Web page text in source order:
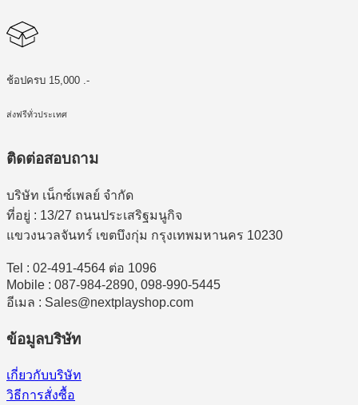
ช้อปครบ 15,000 .-
ส่งฟรีทั่วประเทศ
ติดต่อสอบถาม
บริษัท เน็กซ์เพลย์ จำกัด
ที่อยู่ : 13/27 ถนนประเสริฐมนูกิจ
แขวงนวลจันทร์ เขตบึงกุ่ม กรุงเทพมหานคร 10230
Tel : 02-491-4564 ต่อ 1096
Mobile : 087-984-2890, 098-990-5445
อีเมล : Sales@nextplayshop.com
ข้อมูลบริษัท
เกี่ยวกับบริษัท
วิธีการสั่งซื้อ